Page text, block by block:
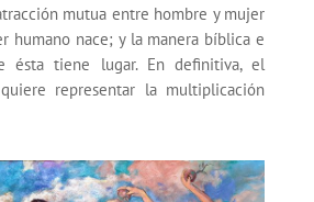
mutua entre hombre y mujer
humano nace; y la manera bíblica e
ésta tiene lugar. En definitiva, el
representar la multiplicación